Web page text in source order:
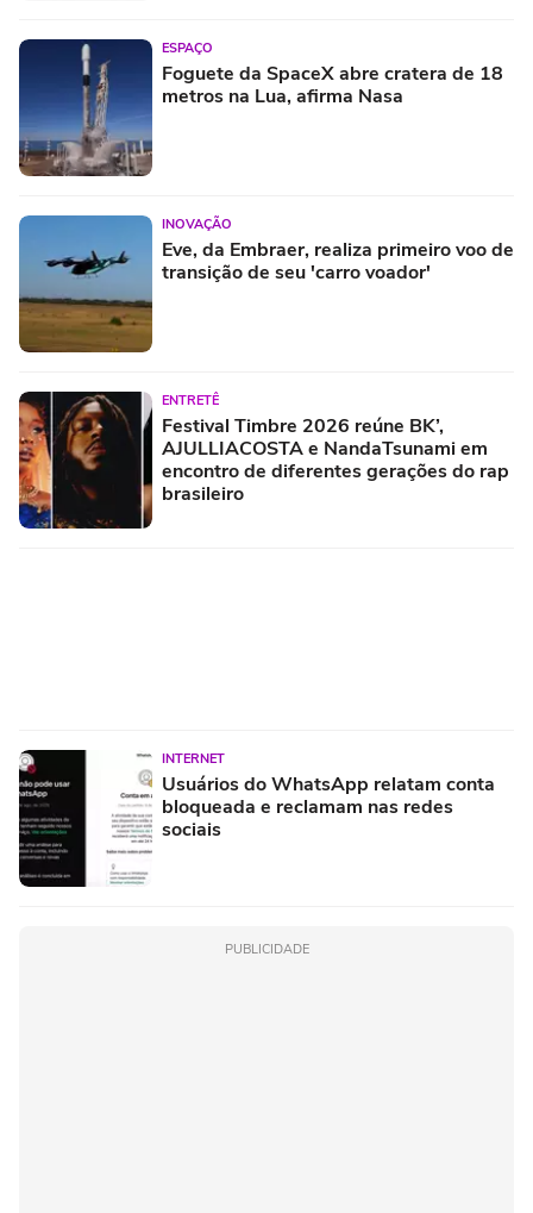
ESPAÇO
Foguete da SpaceX abre cratera de 18
metros na Lua, afirma Nasa
INOVAÇÃO
Eve, da Embraer, realiza primeiro voo de
transição de seu 'carro voador'
ENTRETÊ
Festival Timbre 2026 reúne BK’,
AJULLIACOSTA e NandaTsunami em
encontro de diferentes gerações do rap
brasileiro
INTERNET
Usuários do WhatsApp relatam conta
bloqueada e reclamam nas redes
sociais
PUBLICIDADE